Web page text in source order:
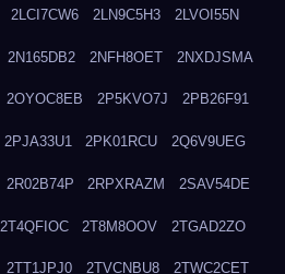
2LCI7CW6 2LN9C5H3 2LVOI55N
2N165DB2 2NFH8OET 2NXDJSMA
2OYOC8EB 2P5KVO7J 2PB26F91
2PJA33U1 2PK01RCU 2Q6V9UEG
2R02B74P 2RPXRAZM 2SAV54DE
2T4QFIOC 2T8M8OOV 2TGAD2ZO
2TT1JPJ0 2TVCNBU8 2TWC2CET